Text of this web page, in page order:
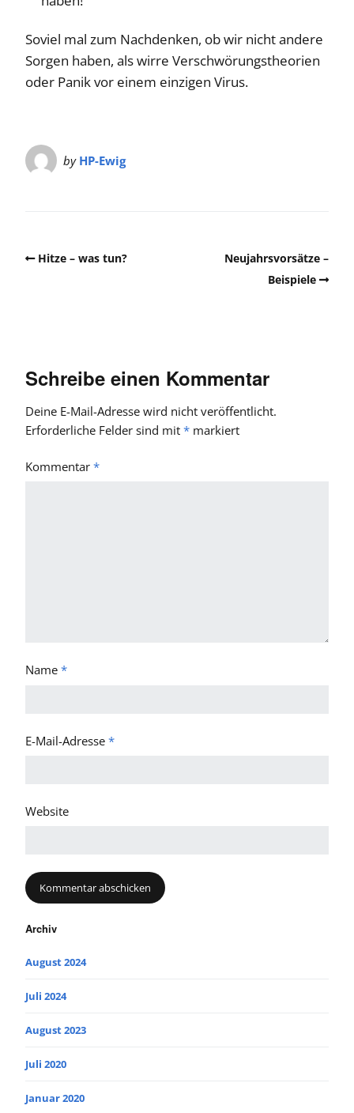
Soviel mal zum Nachdenken, ob wir nicht andere
Sorgen haben, als wirre Verschwörungstheorien
oder Panik vor einem einzigen Virus.
by HP-Ewig
Hitze – was tun?
Neujahrsvorsätze –
Beispiele
Schreibe einen Kommentar
Deine E-Mail-Adresse wird nicht veröffentlicht.
Erforderliche Felder sind mit * markiert
Kommentar *
Name *
E-Mail-Adresse *
Website
Archiv
August 2024
Juli 2024
August 2023
Juli 2020
Januar 2020